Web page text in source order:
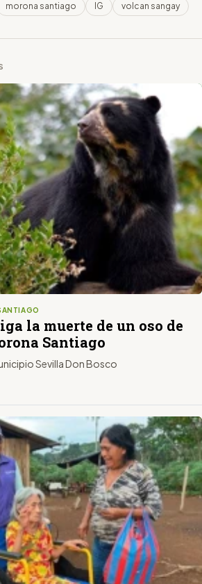
morona santiago IG volcan sangay
la muerte de un oso de
Santiago
Sevilla Don Bosco